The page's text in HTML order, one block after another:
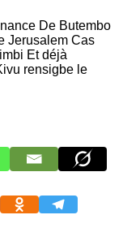
De Butembo
Jerusalem Cas
Et déjà
rensigbe le